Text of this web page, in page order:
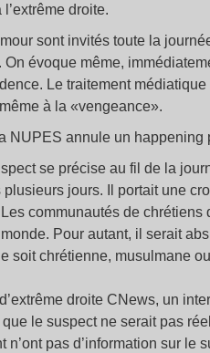
droite.
sont invités toute la
On évoque même,
Le traitement
à la «vengeance».
NUPES annule un happening
se précise au fil de la
plusieurs jours. Il portait une
communautés de
Pour autant, il serait
soit chrétienne, musulmane
droite CNews, un
le suspect ne serait pas
n’ont pas d’information sur le